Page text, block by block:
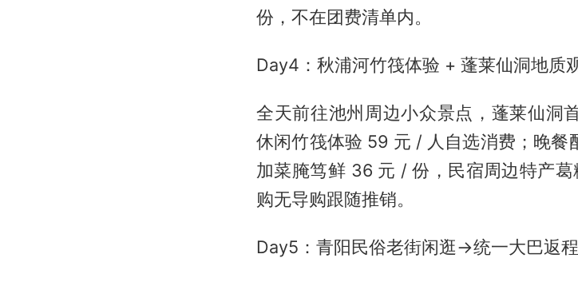
份，不在团费清单内。
Day4：秋浦河竹筏体验 + 蓬莱仙洞地质
全天前往池州周边小众景点，蓬莱仙洞
休闲竹筏体验 59 元 / 人自选消费；晚餐
加菜腌笃鲜 36 元 / 份，民宿周边特产
购无导购跟随推销。
Day5：青阳民俗老街闲逛→统一大巴返